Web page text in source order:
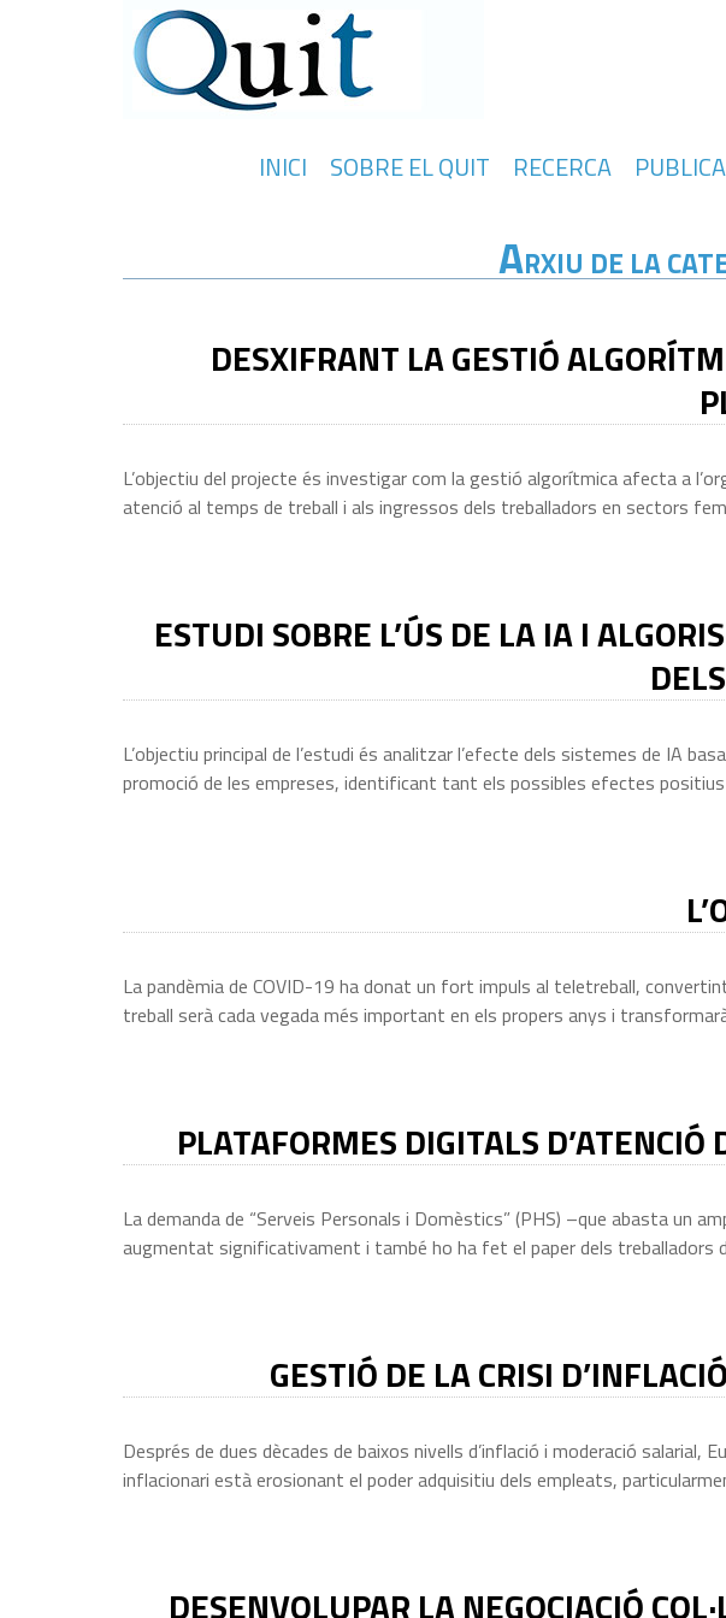
INICI SOBRE EL QUIT RECERCA
ARXIU DE LA
DESXIFRANT LA GESTIÓ
L’objectiu del projecte és investigar com la gestió algorítmica afecta a
atenció al temps de treball i als ingressos dels treballadors en sectors
ESTUDI SOBRE L’ÚS DE LA IA I
L’objectiu principal de l’estudi és analitzar l’efecte dels sistemes de IA
promoció de les empreses, identificant tant els possibles efectes
La pandèmia de COVID-19 ha donat un fort impuls al teletreball,
treball serà cada vegada més important en els propers anys i
PLATAFORMES DIGITALS
La demanda de “Serveis Personals i Domèstics” (PHS) –que abasta un
augmentat significativament i també ho ha fet el paper dels treballadors
GESTIÓ DE LA CRISI
Després de dues dècades de baixos nivells d’inflació i moderació
inflacionari està erosionant el poder adquisitiu dels empleats,
DESENVOLUPAR LA NEGOCIACIÓ